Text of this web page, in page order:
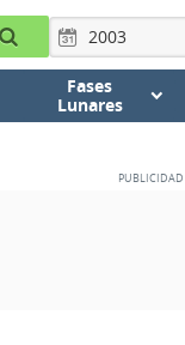
Fases
Lunares